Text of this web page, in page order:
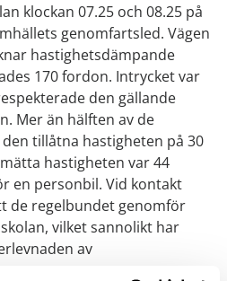
klockan 07.25 och 08.25 på
genomfartsled. Vägen
hastighetsdämpande
170 fordon. Intrycket var
den gällande
Mer än hälften av de
tillåtna hastigheten på 30
hastigheten var 44
en personbil. Vid kontakt
de regelbundet genomför
vilket sannolikt har
av